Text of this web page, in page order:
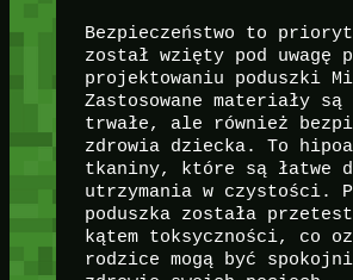
Bezpieczeństwo to
został wzięty pod uwagę
projektowaniu poduszki
Zastosowane materiały
trwałe, ale również
zdrowia dziecka. To
tkaniny, które są łatwe
utrzymania w czystości.
poduszka została
kątem toksyczności, co
rodzice mogą być